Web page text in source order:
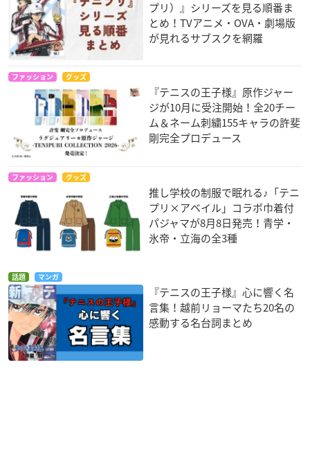
※急遽、営業時間が変更になる場合がございますので、ご容赦
ください。
※「３つの密」を避けるため、入場制限や入場整理券を配布す
る場合がございます。
※新型コロナウイルス感染症の感染予防・拡散防止のため急遽
中止・営業時間の変更を行う場合がございます。
※内容は予告なく変更になる場合がございます。予めご容赦く
ださいませ。
※変更等があった場合は池袋マルイHPにてご案内いたします。
購入特典
店舗購入特典
イベント期間中、税込3,000円ごと購入で「オリジナルポスト
カード(全18種)」よりランダムで1枚プレゼント(上限9,000円ま
で）いたします。
※1会計最大３枚までのお渡しとなります。 (上限：税込9,000
円分までのお渡しになります)
プリ）』シリーズを見る順番ま
とめ！TVアニメ・OVA・劇場版
が見れるサブスクを網羅
ファッション グッズ
『テニスの王子様』原作ジャー
ジが10月に受注開始！全20チー
ム＆ネーム刺繍155キャラの許斐
剛完全プロデュース
ファッション グッズ
推し学校の制服で眠れる♪「テニ
プリ×アベイル」コラボ巾着付
パジャマが8月8日発売！青学・
氷帝・立海の全3種
話題 マンガ
『テニスの王子様』心に響く名
言集！越前リョーマたち20名の
感動する名台詞まとめ